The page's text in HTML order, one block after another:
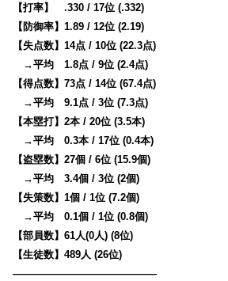
【打率】 .330 / 17位 (.332)
【防御率】1.89 / 12位 (2.19)
【失点数】14点 / 10位 (22.3点)
→平均 1.8点 / 9位 (2.4点)
【得点数】73点 / 14位 (67.4点)
→平均 9.1点 / 3位 (7.3点)
【本塁打】2本 / 20位 (3.5本)
→平均 0.3本 / 17位 (0.4本)
【盗塁数】27個 / 6位 (15.9個)
→平均 3.4個 / 3位 (2個)
【失策数】1個 / 1位 (7.2個)
→平均 0.1個 / 1位 (0.8個)
【部員数】61人(0人) (8位)
【生徒数】489人 (26位)
——————————————